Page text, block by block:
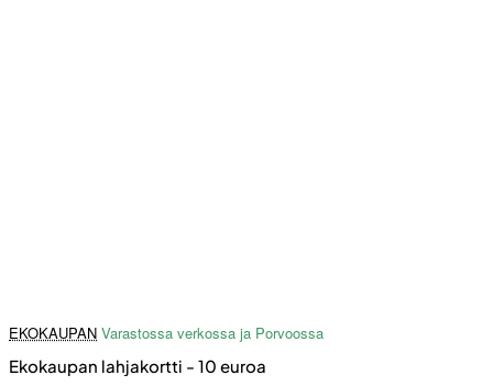
EKOKAUPAN Varastossa verkossa ja Porvoossa
Ekokaupan lahjakortti - 10 euroa